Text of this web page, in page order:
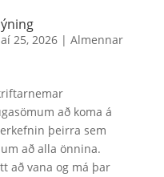
25, 2026| Almennar
að koma á
þeirra sem
að alla önnina.
að vana og má þar